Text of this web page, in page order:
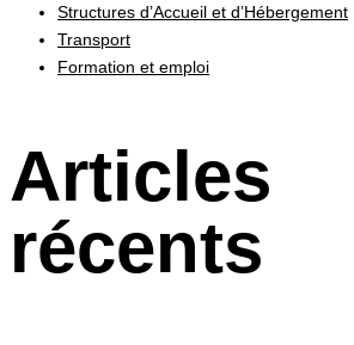
Structures d’Accueil et d’Hébergement
Transport
Formation et emploi
Articles
récents